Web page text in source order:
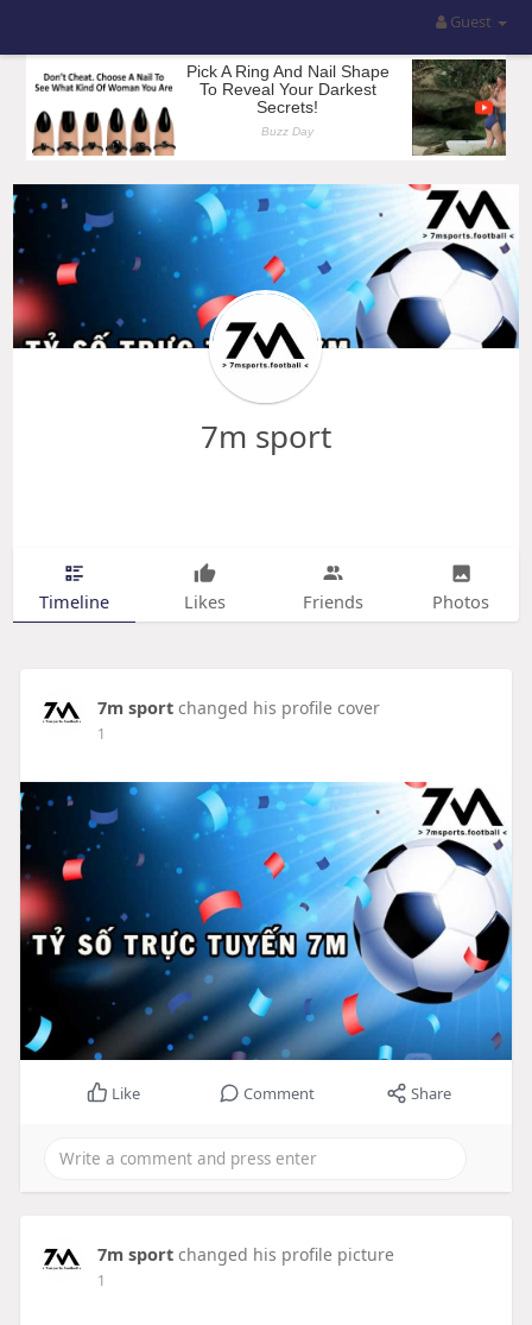
Guest
7m sport
Timeline Likes Friends Photos
7m sport changed his profile cover
1
Like Comment Share
7m sport changed his profile picture
1